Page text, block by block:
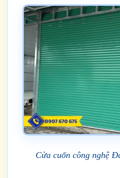
Cửa cuốn công nghệ